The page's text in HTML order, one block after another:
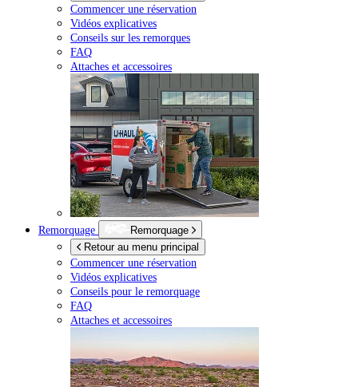
Commencer une réservation
Vidéos explicatives
Conseils sur les remorques
FAQ
Attaches et accessoires
Remorquage
Remorquage
Retour au menu principal
Commencer une réservation
Vidéos explicatives
Conseils pour le remorquage
FAQ
Attaches et accessoires